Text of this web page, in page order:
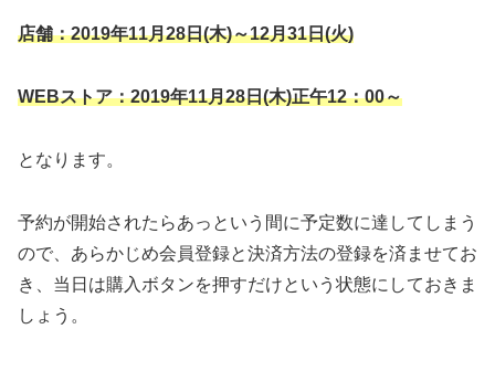
店舗：2019年11月28日(木)～12月31日(火)
WEBストア：2019年11月28日(木)正午12：00～
となります。
予約が開始されたらあっという間に予定数に達してしまう
ので、あらかじめ会員登録と決済方法の登録を済ませてお
き、当日は購入ボタンを押すだけという状態にしておきま
しょう。